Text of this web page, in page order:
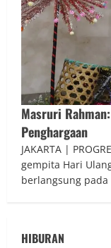
Masruri
Penghargaan
JAKARTA |
gempita Hari
berlangsung
HIBURAN